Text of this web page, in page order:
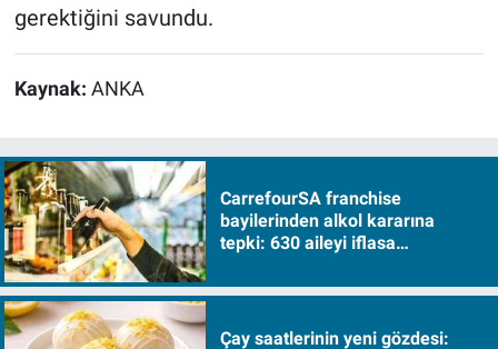
gerektiğini savundu.
Kaynak: ANKA
CarrefourSA franchise
bayilerinden alkol kararına
tepki: 630 aileyi iflasa
Çay saatlerinin yeni gözdesi: